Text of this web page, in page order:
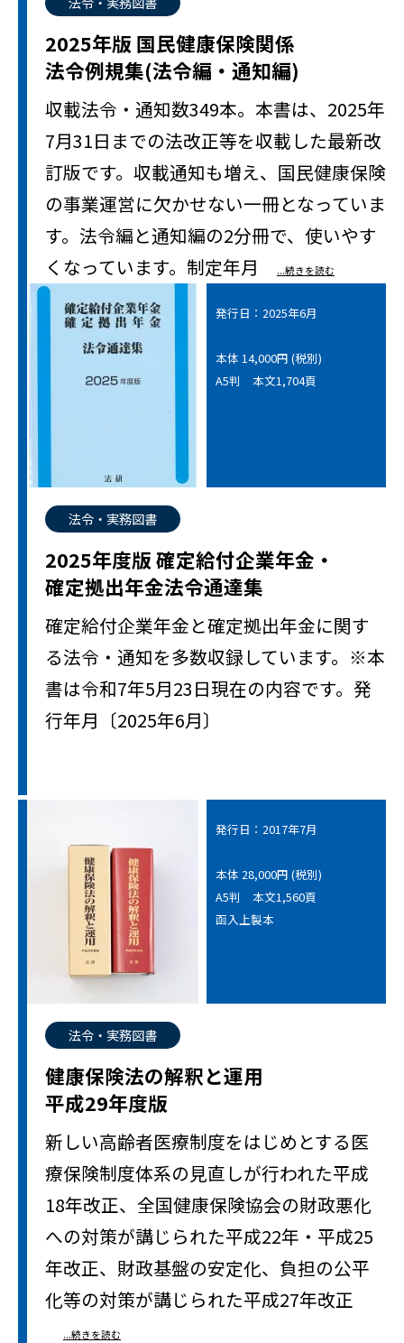
2025年版 国民健康保険関係
法令例規集(法令編・通知編)
収載法令・通知数349本。本書は、2025年
7月31日までの法改正等を収載した最新改
訂版です。収載通知も増え、国民健康保険
の事業運営に欠かせない一冊となっていま
す。法令編と通知編の2分冊で、使いやす
くなっています。制定年月
...続きを読む
発行日：2025年6月
本体 14,000円 (税別)
A5判 本文1,704頁
法令・実務図書
2025年度版 確定給付企業年金・
確定拠出年金法令通達集
確定給付企業年金と確定拠出年金に関す
る法令・通知を多数収録しています。※本
書は令和7年5月23日現在の内容です。発
行年月〔2025年6月〕
発行日：2017年7月
本体 28,000円 (税別)
A5判 本文1,560頁
函入上製本
法令・実務図書
健康保険法の解釈と運用
平成29年度版
新しい高齢者医療制度をはじめとする医
療保険制度体系の見直しが行われた平成
18年改正、全国健康保険協会の財政悪化
への対策が講じられた平成22年・平成25
年改正、財政基盤の安定化、負担の公平
化等の対策が講じられた平成27年改正
...続きを読む